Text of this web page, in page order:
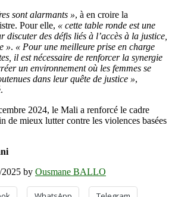
sont alarmants », à en croire la
Pour elle, « cette table ronde est une
discuter des défis liés à l’accès à la justice,
». « Pour une meilleure prise en charge
il est nécessaire de renforcer la synergie
un environnement où les femmes se
dans leur quête de justice »,
2024, le Mali a renforcé le cadre
de mieux lutter contre les violences basées
2025 by Ousmane BALLO